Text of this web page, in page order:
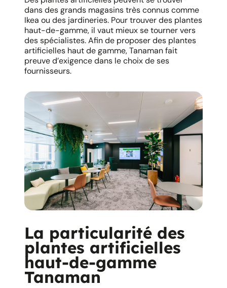
dans des grands magasins très connus comme
Ikea ou des jardineries. Pour trouver des plantes
haut-de-gamme, il vaut mieux se tourner vers
des spécialistes. Afin de proposer des plantes
artificielles haut de gamme, Tanaman fait
preuve d’exigence dans le choix de ses
fournisseurs.
La particularité des
plantes artificielles
haut-de-gamme
Tanaman